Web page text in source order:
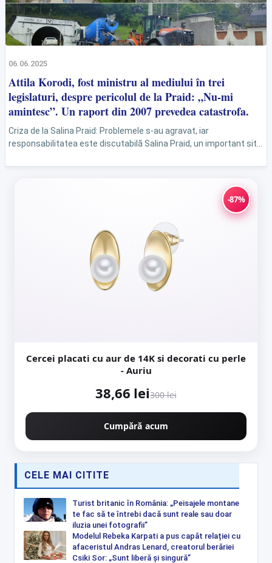
06.06.2025
Attila Korodi, fost ministru al mediului în trei
legislaturi, despre pericolul de la Praid: „Nu-mi
amintesc”. Un raport din 2007 prevedea catastrofa.
Criza de la Salina Praid: Problemele s-au agravat, iar
responsabilitatea este discutabilă Salina Praid, un important sit
-87%
Cercei placati cu aur de 14K si decorati cu perle
- Auriu
38,66 lei300 lei
Cumpără acum
CELE MAI CITITE
Turist britanic în România: „Peisajele montane
te fac să te întrebi dacă sunt reale sau doar
iluzia unei fotografii”
Modelul Rebeka Karpati a pus capăt relației cu
afaceristul Andras Lenard, creatorul berăriei
Csiki Sor: „Sunt liberă și singură”